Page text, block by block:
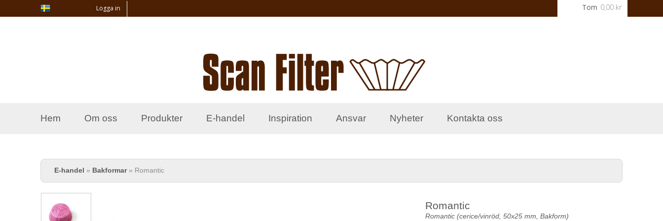
huvudinnehåll
Logga in Tom 0,00 kr
Hem Om oss Produkter E-handel Inspiration Ansvar Nyheter Kontakta oss
Du är här
E-handel » Bakformar» Romantic
Romantic
Romantic (cerice/vinröd, 50x25 mm, Bakform)